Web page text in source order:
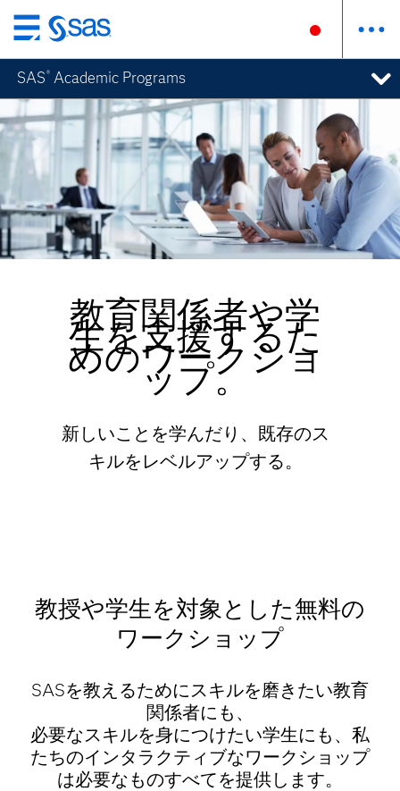
Skip
to
main
content
SAS ® Academic Programs
教育関係者や学
生を支援するた
めのワークショ
ップ。
新しいことを学んだり、既存のス
キルをレベルアップする。
教授や学生を対象とした無料の
ワークショップ
SASを教えるためにスキルを磨きたい教育
関係者にも、
必要なスキルを身につけたい学生にも、私
たちのインタラクティブなワークショップ
は必要なものすべてを提供します。